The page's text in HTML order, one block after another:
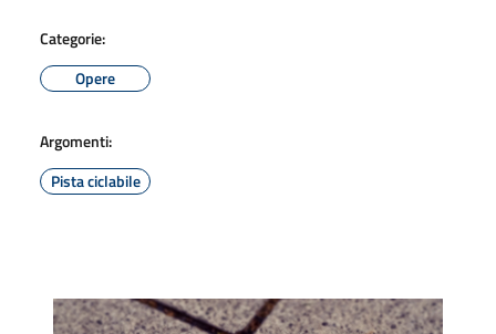
Categorie:
Opere
Argomenti:
Pista ciclabile